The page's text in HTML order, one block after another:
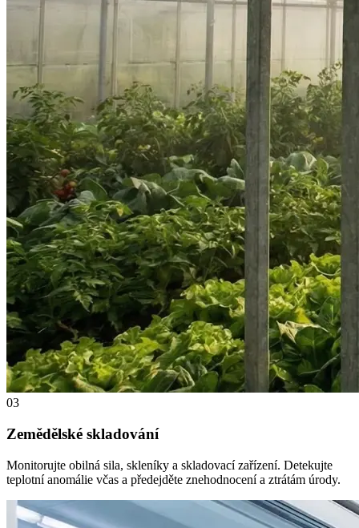
03
Zemědělské skladování
Monitorujte obilná sila, skleníky a skladovací zařízení. Detekujte
teplotní anomálie včas a předejděte znehodnocení a ztrátám úrody.